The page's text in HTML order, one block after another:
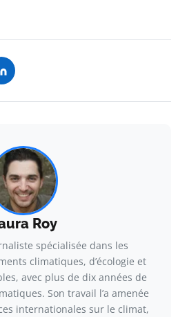
Roy
spécialisée dans les
climatiques, d’écologie et
avec plus de dix années de
Son travail l’a amenée
internationales sur le climat,